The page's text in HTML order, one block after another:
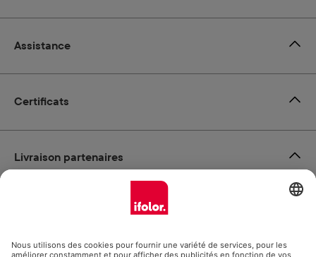
Certificats
Assistance
Livraison partenaires